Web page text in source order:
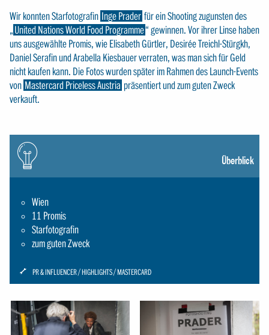
Wir konnten Starfotografin Inge Prader für ein Shooting zugunsten des
„ United Nations World Food Programme“ gewinnen. Vor ihrer Linse haben
uns ausgewählte Promis, wie Elisabeth Gürtler, Desirée Treichl-Stürgkh,
Daniel Serafin und Arabella Kiesbauer verraten, was man sich für Geld
nicht kaufen kann. Die Fotos wurden später im Rahmen des Launch-Events
von Mastercard Priceless Austria präsentiert und zum guten Zweck
verkauft.
Icon:
gluehbirne
Überblick
Wien
11 Promis
Starfotografin
zum guten Zweck
ICON:
SCHRAUBENSCHLUESSEL-
PR & INFLUENCER HIGHLIGHTS MASTERCARD